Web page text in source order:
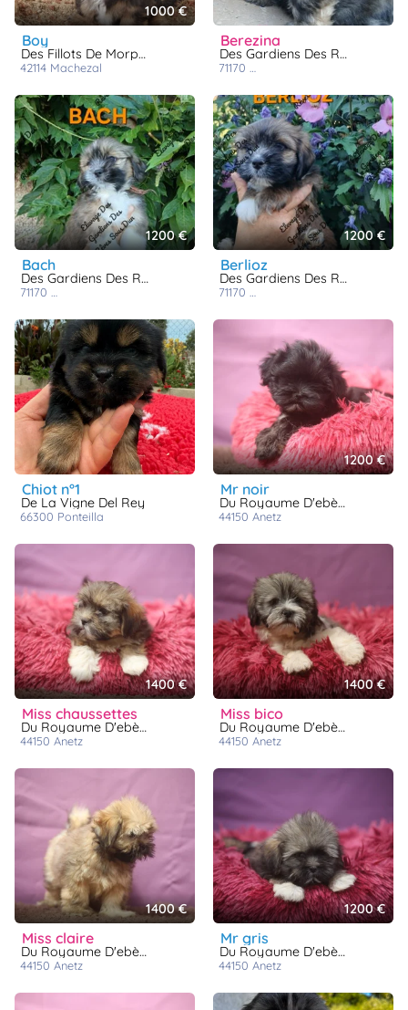
1000 €
boy
Des Fillots De Morphée
42114 machezal
berezina
Des Gardiens Des Reves Sous Dun
71170
1200 €
bach
Des Gardiens Des Reves Sous Dun
71170
1200 €
berlioz
Des Gardiens Des Reves Sous Dun
71170
chiot n°1
De La Vigne Del Rey
66300 ponteilla
1200 €
mr noir
Du Royaume D'ebène
44150 anetz
1400 €
miss chaussettes
Du Royaume D'ebène
44150 anetz
1400 €
miss bico
Du Royaume D'ebène
44150 anetz
1400 €
miss claire
Du Royaume D'ebène
44150 anetz
1200 €
mr gris
Du Royaume D'ebène
44150 anetz